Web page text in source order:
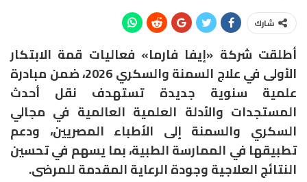
شارك
أطلقت شركة «إيفا فارما» فعاليات قمة الابتكار
الأولى في علاج السمنة والسكري 2026، ضمن مبادرة
علمية سنوية جديدة تستهدف نقل أحدث
المستجدات والأدلة العلمية العالمية في مجالي
السكري والسمنة إلى الأطباء المصريين، ودعم
تطبيقها في الممارسة الطبية، بما يسهم في تحسين
النتائج العلاجية وجودة الرعاية المقدمة للمرضى.